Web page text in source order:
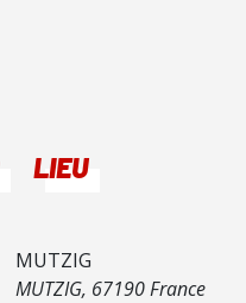
LIEU
MUTZIG
MUTZIG, 67190France